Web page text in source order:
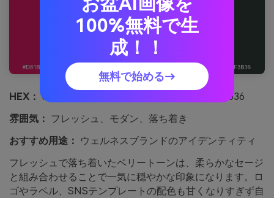
HEX： #d81b60 #ff7aa2 #f6d7df #7ea58a #2f3b36
雰囲気：
フレッシュ、モダン、落ち着き
おすすめ用途：
ウェルネスブランドのアイデンティティ
フレッシュで落ち着いたベリートーンは、柔らかなセージ
と組み合わせることで一気に穏やかな印象になります。ロ
ゴやラベル、SNSテンプレートの配色も甘くなりすぎず自
100%無料で生
成！！
無料で始める→